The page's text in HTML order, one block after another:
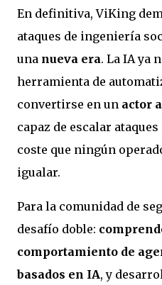
En definitiva, ViKing
ataques de ingeniería
una nueva era. La IA ya
herramienta de
convertirse en un actor
capaz de escalar
coste que ningún
igualar.
Para la comunidad de
desafío doble:
comportamiento de
basados en IA, y